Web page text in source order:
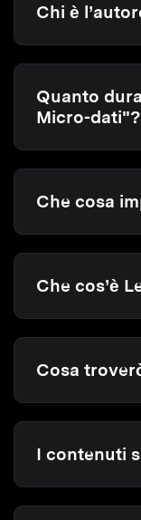
Chi è
Quanto
Micro-dati"?
Che cosa
Che cos’è
Cosa
I contenuti